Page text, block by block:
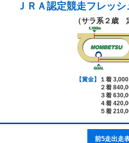
ＪＲＡ認定競走フレッ
（サラ系２歳
【賞金】
１着
２着
３着
４着
５着
前5走出走